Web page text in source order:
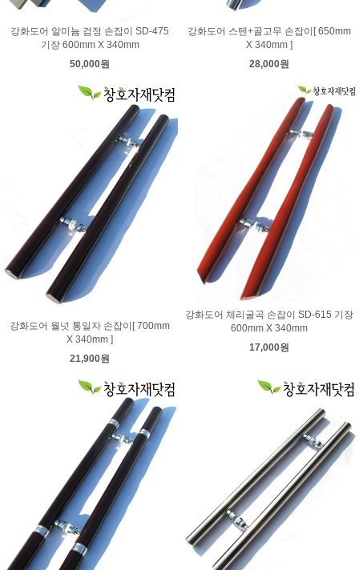
강화도어 알미늄 검정 손잡이 SD-475
기장 600mm X 340mm
50,000원
강화도어 스텐+골고무 손잡이[ 650mm
X 340mm ]
28,000원
강화도어 월넛 통일자 손잡이[ 700mm
X 340mm ]
21,900원
강화도어 체리굴곡 손잡이 SD-615 기장
600mm X 340mm
17,000원